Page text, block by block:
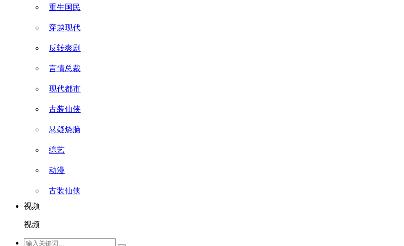
重生国民
穿越现代
反转爽剧
言情总裁
现代都市
古装仙侠
悬疑烧脑
综艺
动漫
古装仙侠
视频
视频